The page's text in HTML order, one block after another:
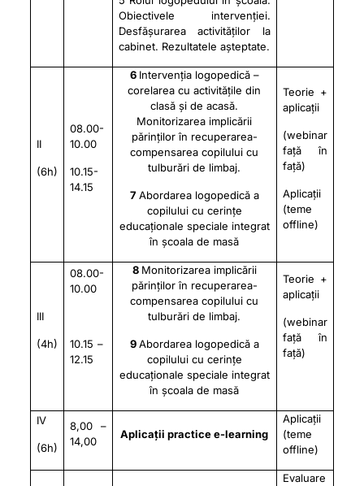
Obiectivele intervenției.
Desfășurarea activităților la
cabinet. Rezultatele așteptate.
II
(6h)
08.00-
10.00
10.15-
14.15
6 Intervenția logopedică –
corelarea cu activitățile din
clasă și de acasă.
Monitorizarea implicării
părinților în recuperarea-
compensarea copilului cu
tulburări de limbaj.
7 Abordarea logopedică a
copilului cu cerințe
educaționale speciale integrat
în școala de masă
Teorie +
aplicații
(webinar
față în
față)
Aplicații
(teme
offline)
III
(4h)
08.00-
10.00
10.15 –
12.15
8 Monitorizarea implicării
părinților în recuperarea-
compensarea copilului cu
tulburări de limbaj.
9Abordarea logopedică a
copilului cu cerințe
educaționale speciale integrat
în școala de masă
Teorie +
aplicații
(webinar
față în
față)
IV
(6h)
8,00 –
14,00
Aplicații practice e-learning
Aplicații
(teme
offline)
Evaluare